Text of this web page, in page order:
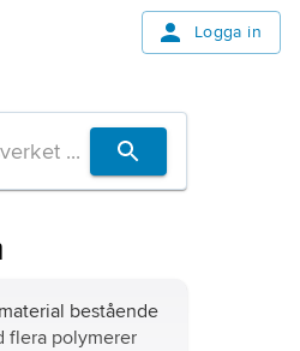
Logga in
bestående
flera polymerer